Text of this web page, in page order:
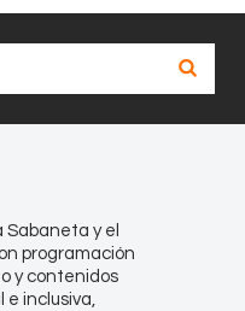
Sabaneta y el
programación
y contenidos
inclusiva,